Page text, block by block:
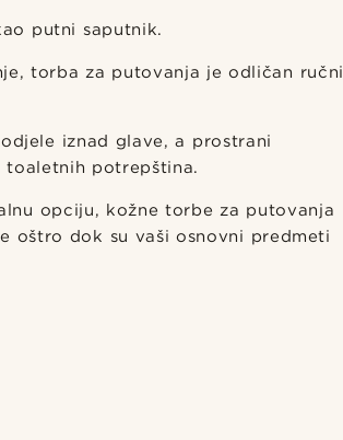
putni saputnik.
torba za putovanja je odličan ručni
iznad glave, a prostrani
toaletnih potrepština.
opciju, kožne torbe za putovanja
oštro dok su vaši osnovni predmeti